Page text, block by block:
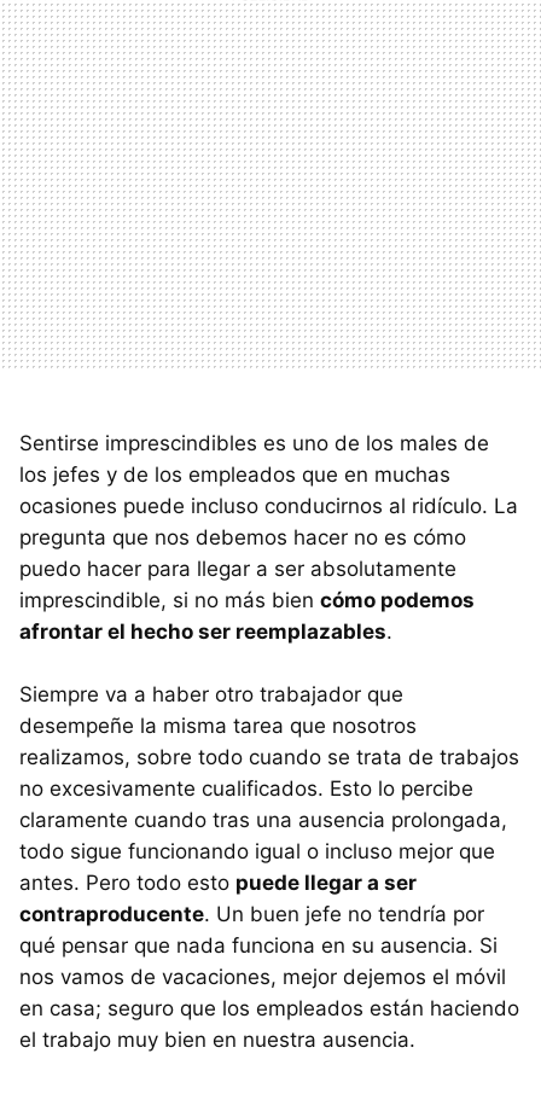
Sentirse imprescindibles es uno de los males de
los jefes y de los empleados que en muchas
ocasiones puede incluso conducirnos al ridículo. La
pregunta que nos debemos hacer no es cómo
puedo hacer para llegar a ser absolutamente
imprescindible, si no más bien cómo podemos
afrontar el hecho ser reemplazables.
Siempre va a haber otro trabajador que
desempeñe la misma tarea que nosotros
realizamos, sobre todo cuando se trata de trabajos
no excesivamente cualificados. Esto lo percibe
claramente cuando tras una ausencia prolongada,
todo sigue funcionando igual o incluso mejor que
antes. Pero todo esto puede llegar a ser
contraproducente. Un buen jefe no tendría por
qué pensar que nada funciona en su ausencia. Si
nos vamos de vacaciones, mejor dejemos el móvil
en casa; seguro que los empleados están haciendo
el trabajo muy bien en nuestra ausencia.